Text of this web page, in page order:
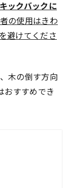
キックバックに
の使用はきわ
避けてくださ
木の倒す方向
おすすめでき